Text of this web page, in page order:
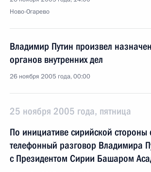
Ново-Огарево
Владимир Путин произвел
органов внутренних дел
26 ноября 2005 года, 00:00
25 ноября 2005 года, пятница
По инициативе сирийской стороны
телефонный разговор Владимира
с Президентом Сирии Башаром